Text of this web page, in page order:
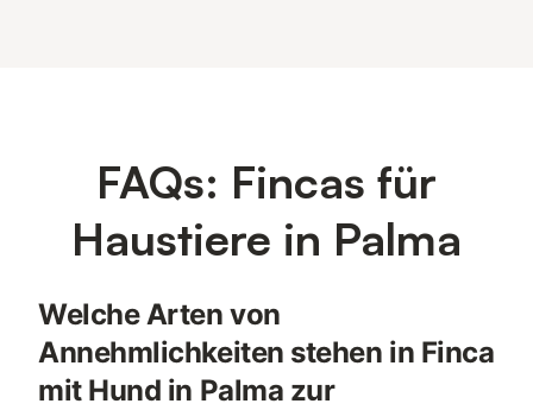
FAQs: Fincas für
Haustiere in Palma
Welche Arten von
Annehmlichkeiten stehen in Finca
mit Hund in Palma zur